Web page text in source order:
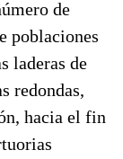
de
poblaciones
laderas de
redondas,
hacia el fin